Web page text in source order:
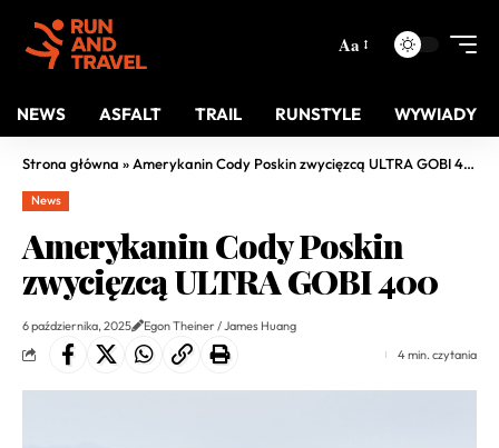
Aa
NEWS ASFALT TRAIL RUNSTYLE WYWIADY
Strona główna » Amerykanin Cody Poskin zwycięzcą ULTRA GOBI 400
News
Amerykanin Cody Poskin
zwycięzcą ULTRA GOBI 400
6 października, 2025
Egon Theiner / James Huang
4 min. czytania